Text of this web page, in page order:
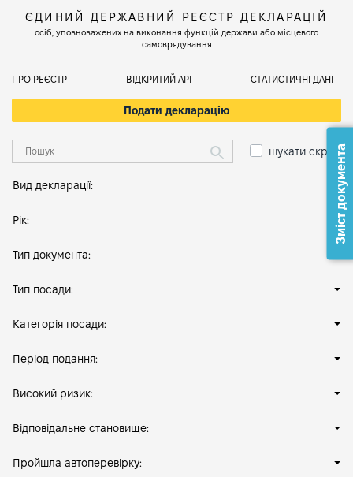
ЄДИНИЙ ДЕРЖАВНИЙ РЕЄСТР ДЕКЛАРАЦІЙ
осіб, уповноважених на виконання функцій держави або місцевого
самоврядування
ПРО РЕЄСТР ВІДКРИТИЙ АРІ СТАТИСТИЧНІ ДАНІ
Подати декларацію
шукати скрізь
Вид декларації:
Рік:
Тип документа:
Тип посади:
Категорія посади:
Період подання:
Високий ризик:
Відповідальне становище:
Пройшла автоперевірку:
Зміст документа